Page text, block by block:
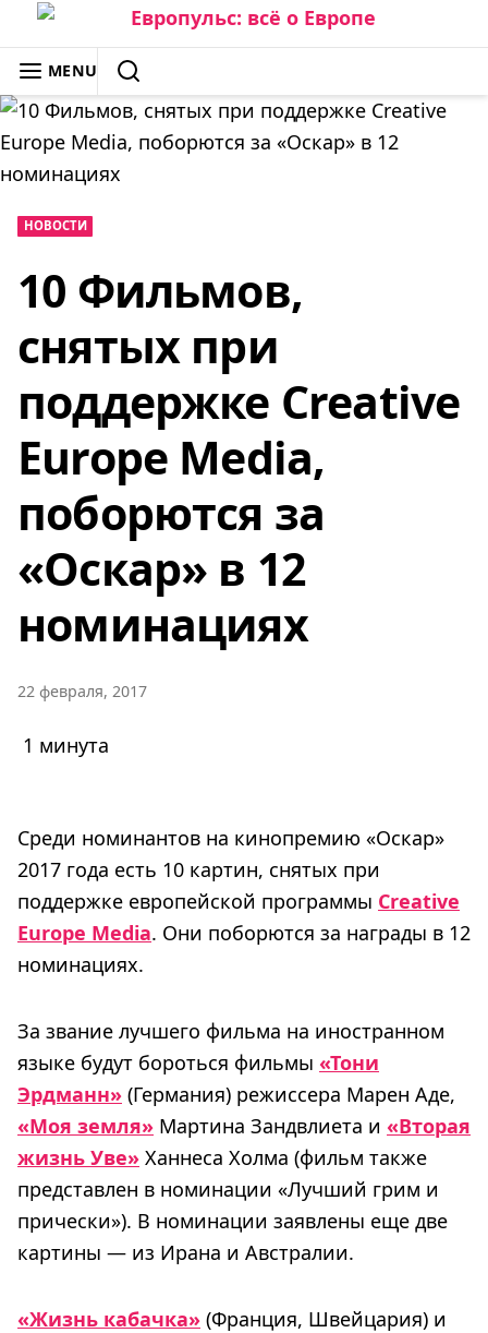
Skip
to
content
ЕВРОПУЛЬС: ВСЁ О ЕВРОПЕ
MENU
SEARCH
НОВОСТИ
10 Фильмов,
снятых при
поддержке Creative
Europe Media,
поборются за
«Оскар» в 12
номинациях
22 февраля, 2017
1 минута
Среди номинантов на кинопремию «Оскар»
2017 года есть 10 картин, снятых при
поддержке европейской программы Creative
Europe Media. Они поборются за награды в 12
номинациях.
За звание лучшего фильма на иностранном
языке будут бороться фильмы «Тони
Эрдманн» (Германия) режиссера Марен Аде,
«Моя земля» Мартина Зандвлиета и «Вторая
жизнь Уве» Ханнеса Холма (фильм также
представлен в номинации «Лучший грим и
прически»). В номинации заявлены еще две
картины — из Ирана и Австралии.
«Жизнь кабачка» (Франция, Швейцария) и